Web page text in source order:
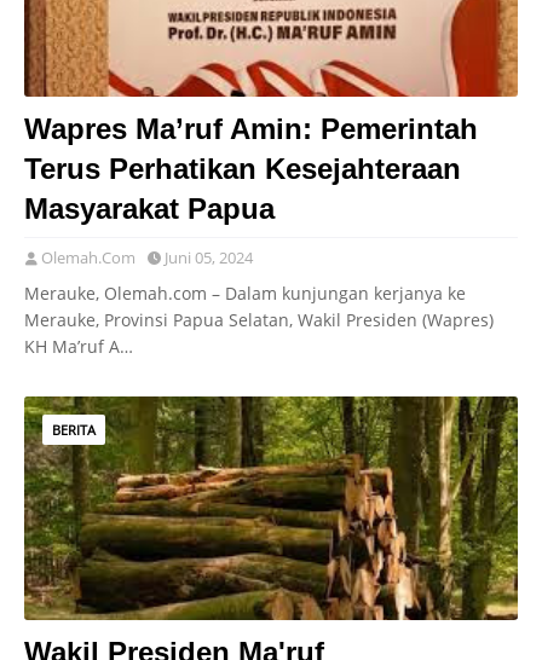
Wapres Ma’ruf Amin: Pemerintah
Terus Perhatikan Kesejahteraan
Masyarakat Papua
Olemah.Com Juni 05, 2024
Merauke, Olemah.com – Dalam kunjungan kerjanya ke
Merauke, Provinsi Papua Selatan, Wakil Presiden (Wapres)
KH Ma’ruf A…
BERITA
Wakil Presiden Ma'ruf